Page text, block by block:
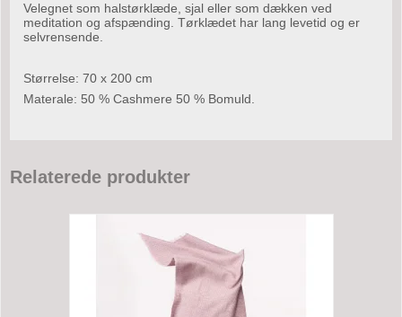
Velegnet som halstørklæde, sjal eller som dækken ved
meditation og afspænding. Tørklædet har lang levetid og er
selvrensende.
Størrelse: 70 x 200 cm
Materale: 50 % Cashmere 50 % Bomuld.
Relaterede produkter